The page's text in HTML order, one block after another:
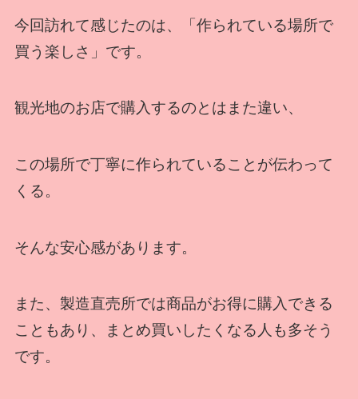
今回訪れて感じたのは、「作られている場所で
買う楽しさ」です。
観光地のお店で購入するのとはまた違い、
この場所で丁寧に作られていることが伝わって
くる。
そんな安心感があります。
また、製造直売所では商品がお得に購入できる
こともあり、まとめ買いしたくなる人も多そう
です。